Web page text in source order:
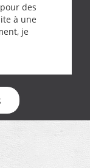
des
à une
je